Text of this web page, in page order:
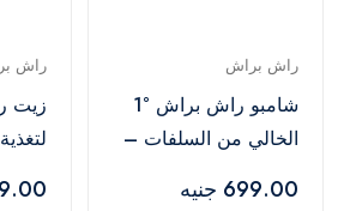
راش براش
شامبو راش براش °1
الخالي من السلفات –
699.00 جنيه
راش
799.00